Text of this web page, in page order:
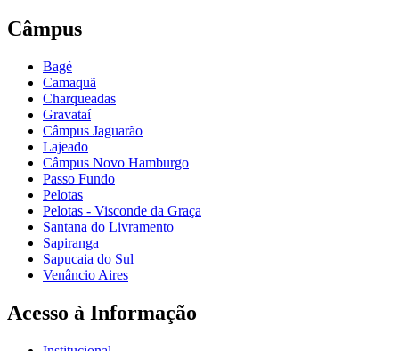
Câmpus
Bagé
Camaquã
Charqueadas
Gravataí
Câmpus Jaguarão
Lajeado
Câmpus Novo Hamburgo
Passo Fundo
Pelotas
Pelotas - Visconde da Graça
Santana do Livramento
Sapiranga
Sapucaia do Sul
Venâncio Aires
Acesso à Informação